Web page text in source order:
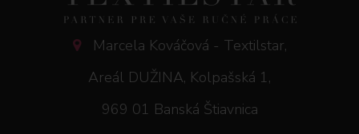
Marcela Kováčová - Textilstar,
Areál DUŽINA, Kolpašská 1,
969 01 Banská Štiavnica